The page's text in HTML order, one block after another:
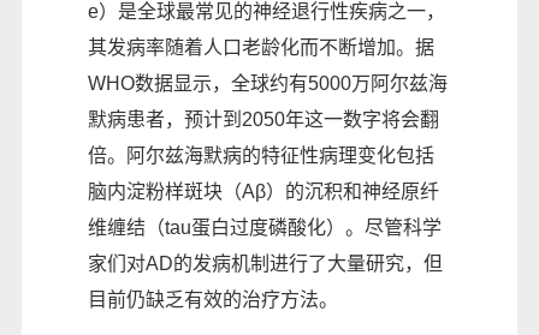
e）是全球最常见的神经退行性疾病之一，
其发病率随着人口老龄化而不断增加。据
WHO数据显示，全球约有5000万阿尔兹海
默病患者，预计到2050年这一数字将会翻
倍。阿尔兹海默病的特征性病理变化包括
脑内淀粉样斑块（Aβ）的沉积和神经原纤
维缠结（tau蛋白过度磷酸化）。尽管科学
家们对AD的发病机制进行了大量研究，但
目前仍缺乏有效的治疗方法。